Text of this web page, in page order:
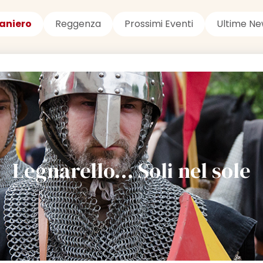
Reggenza Prossimi Eventi Ultime
Legnarello… Soli nel sole